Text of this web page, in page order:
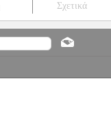
Σχετικά
ΕΚΠΑΙΔΕΥΤΙΚΑ